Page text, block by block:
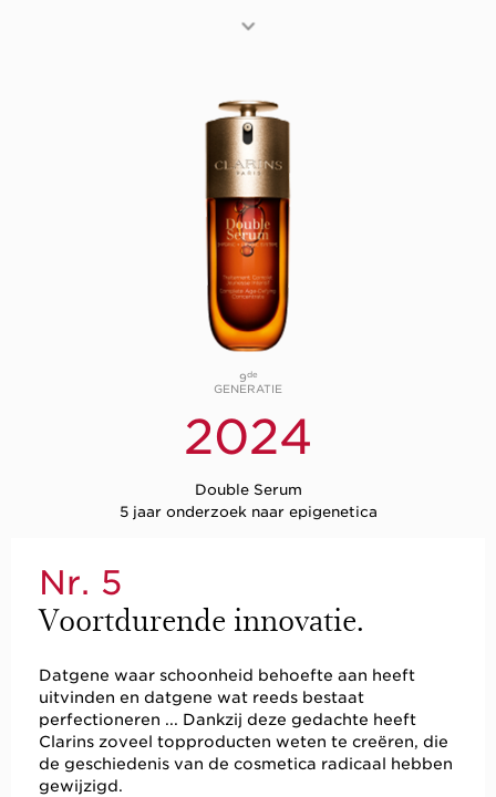
9de
GENERATIE
2024
Double Serum
5 jaar onderzoek naar epigenetica
Nr. 5
Voortdurende innovatie.
Datgene waar schoonheid behoefte aan heeft
uitvinden en datgene wat reeds bestaat
perfectioneren ... Dankzij deze gedachte heeft
Clarins zoveel topproducten weten te creëren, die
de geschiedenis van de cosmetica radicaal hebben
gewijzigd.